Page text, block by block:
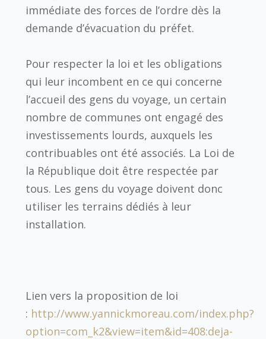
immédiate des forces de l’ordre dès la
demande d’évacuation du préfet.
Pour respecter la loi et les obligations
qui leur incombent en ce qui concerne
l’accueil des gens du voyage, un certain
nombre de communes ont engagé des
investissements lourds, auxquels les
contribuables ont été associés. La Loi de
la République doit être respectée par
tous. Les gens du voyage doivent donc
utiliser les terrains dédiés à leur
installation.
Lien vers la proposition de loi
: http://www.yannickmoreau.com/index.php?
option=com_k2&view=item&id=408:deja-